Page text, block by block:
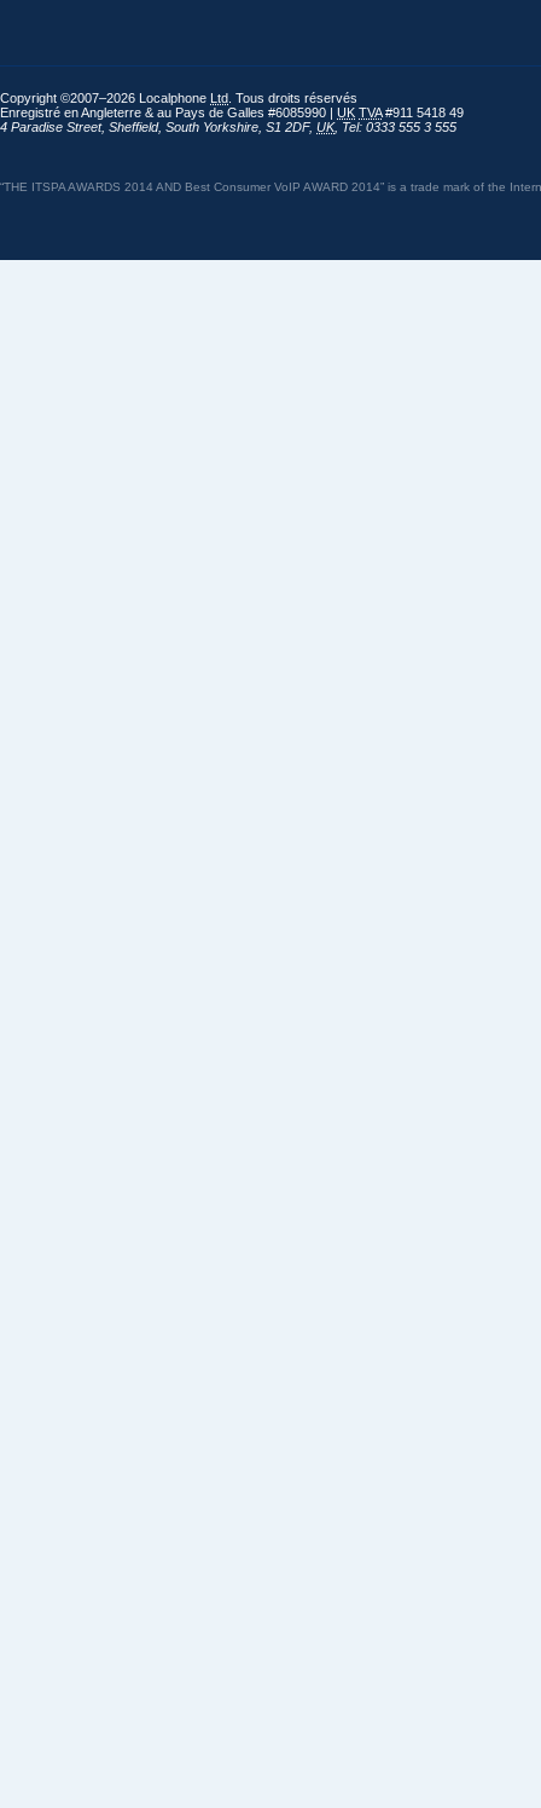
Copyright ©2007–2026 Localphone Ltd . Tous droits réservés
Enregistré en Angleterre & au Pays de Galles #6085990 | UK TVA#911 5418 49
4 Paradise Street, Sheffield, South Yorkshire S1 2DF, UK, Tel: 0333 555 3 555
“THE ITSPA AWARDS 2014 AND Best Consumer VoIP AWARD 2014” is a trade mark of the